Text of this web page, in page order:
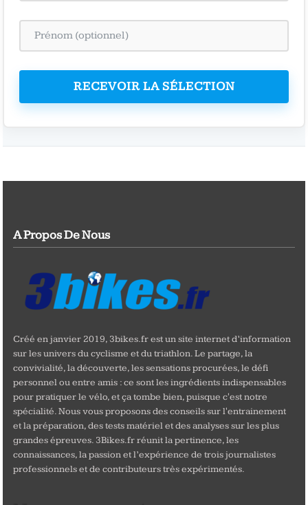
RECEVOIR LA SÉLECTION
A Propos De Nous
Créé en janvier 2019, 3bikes.fr est un site internet d’information
sur les univers du cyclisme et du triathlon. Le partage, la
convivialité, la découverte, les sensations procurées, le défi
personnel ou entre amis : ce sont les ingrédients indispensables
pour pratiquer le vélo, et ça tombe bien, puisque c'est notre
spécialité. Nous vous proposons des conseils sur l'entrainement
et la préparation, des tests matériel et des analyses sur les plus
grandes épreuves. 3Bikes.fr réunit la pertinence, les
connaissances, la passion et l’expérience de trois journalistes
professionnels et de contributeurs très expérimentés.